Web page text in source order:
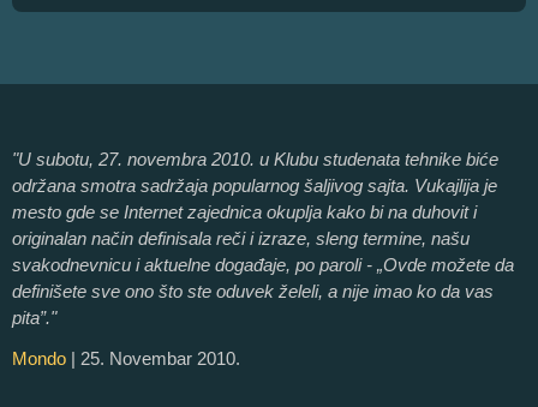
"U subotu, 27. novembra 2010. u Klubu studenata tehnike biće
održana smotra sadržaja popularnog šaljivog sajta. Vukajlija je
mesto gde se Internet zajednica okuplja kako bi na duhovit i
originalan način definisala reči i izraze, sleng termine, našu
svakodnevnicu i aktuelne događaje, po paroli - „Ovde možete da
definišete sve ono što ste oduvek želeli, a nije imao ko da vas
pita”."
Mondo | 25. Novembar 2010.